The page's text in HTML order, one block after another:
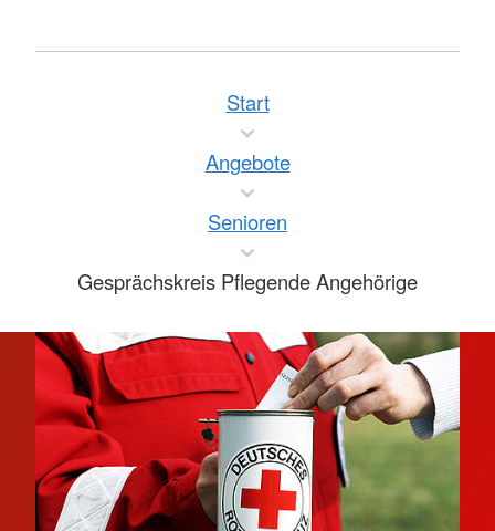
Start
Angebote
Senioren
Gesprächskreis Pflegende Angehörige